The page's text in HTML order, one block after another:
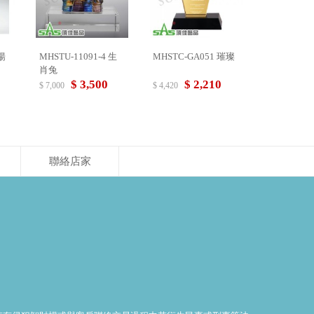
MHSTU-11091-4 生
肖兔
$ 7,000 $ 3,500
MHSTC-GA051 璀璨
$ 4,420 $ 2,210
聯絡店家